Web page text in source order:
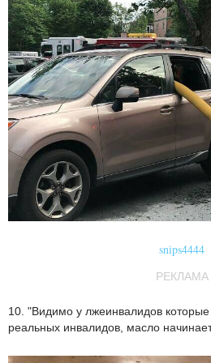
snips4444
РЕКЛАМА
10. "Видимо у лжеинвалидов
реальных инвалидов, масло